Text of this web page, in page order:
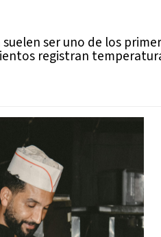
ser uno de los
registran